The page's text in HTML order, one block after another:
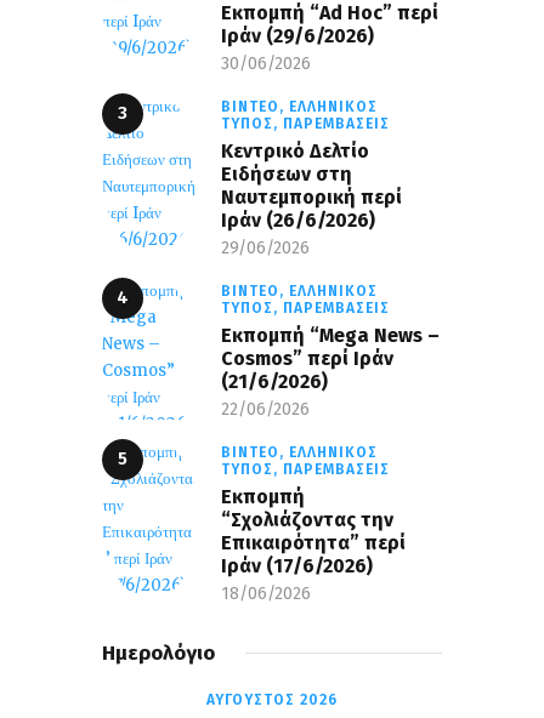
Εκπομπή “Ad Hoc” περί
Iράν (29/6/2026)
30/06/2026
ΒΊΝΤΕΟ, ΕΛΛΗΝΙΚΌΣ
ΤΎΠΟΣ, ΠΑΡΕΜΒΆΣΕΙΣ
Κεντρικό Δελτίο
Ειδήσεων στη
Ναυτεμπορική περί
Iράν (26/6/2026)
29/06/2026
ΒΊΝΤΕΟ, ΕΛΛΗΝΙΚΌΣ
ΤΎΠΟΣ, ΠΑΡΕΜΒΆΣΕΙΣ
Eκπομπή “Mega News –
Cosmos” περί Ιράν
(21/6/2026)
22/06/2026
ΒΊΝΤΕΟ, ΕΛΛΗΝΙΚΌΣ
ΤΎΠΟΣ, ΠΑΡΕΜΒΆΣΕΙΣ
Εκπομπή
“Σχολιάζοντας την
Επικαιρότητα” περί
Ιράν (17/6/2026)
18/06/2026
Ημερολόγιο
ΑΎΓΟΥΣΤΟΣ 2026